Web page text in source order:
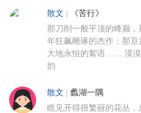
散文 《苦行》
那刀削一般平顶的峰巅
年狂飙雕琢的杰作；那
大地永恒的絮语…… 漠漠
韵
散文 蠡湖一隅
瞧见开得很繁丽的花丛